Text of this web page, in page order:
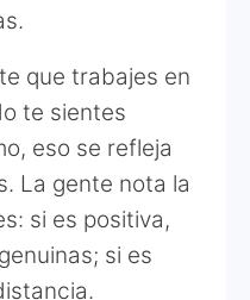
que trabajes en
te sientes
eso se refleja
La gente nota la
si es positiva,
si es